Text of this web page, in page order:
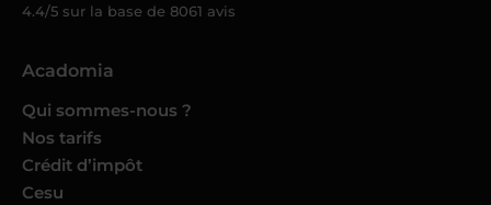
4.4/5 sur la base de 8061 avis
Acadomia
Qui sommes-nous ?
Nos tarifs
Crédit d’impôt
Cesu